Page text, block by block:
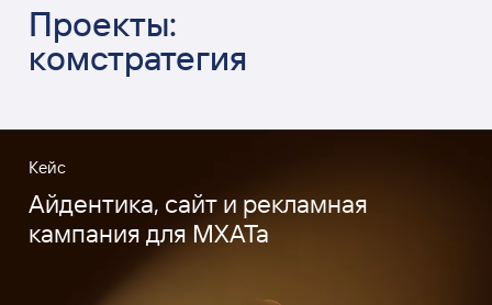
Проекты:
комстратегия
Кейс
Айдентика, сайт и рекламная
кампания для МХАТа